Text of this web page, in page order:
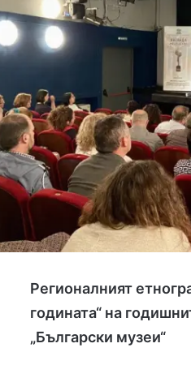
Регионалният
годината“ на
„Български музеи“